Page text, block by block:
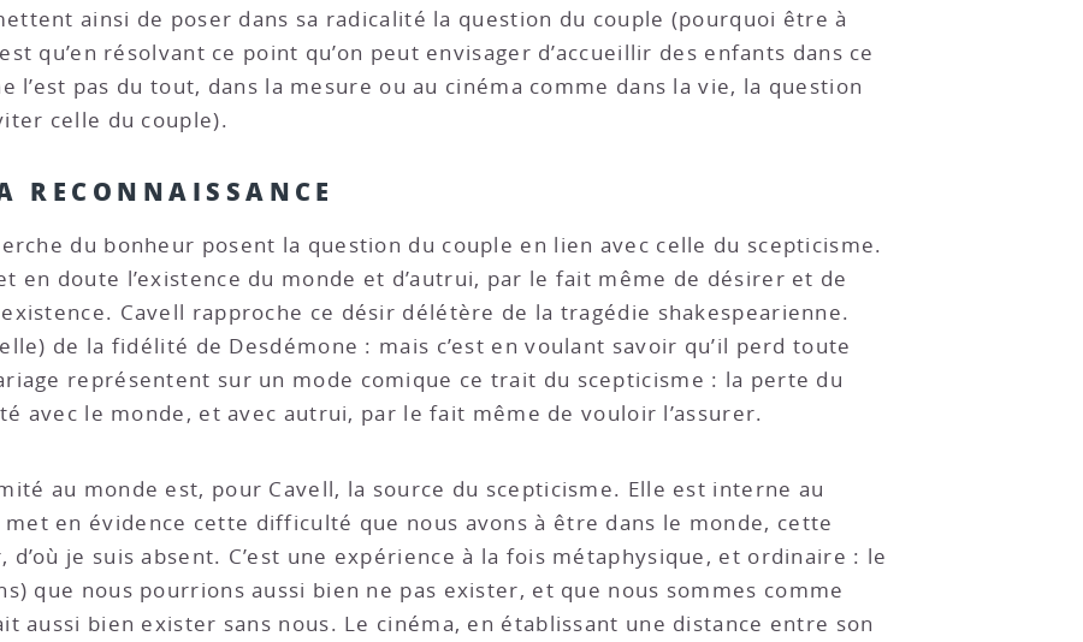
ainsi de poser dans sa radicalité la question du couple (pourquoi être à
qu’en résolvant ce point qu’on peut envisager d’accueillir des enfants dans ce
l’est pas du tout, dans la mesure ou au cinéma comme dans la vie, la question
celle du couple).
RECONNAISSANCE
du bonheur posent la question du couple en lien avec celle du scepticisme.
en doute l’existence du monde et d’autrui, par le fait même de désirer et de
Cavell rapproche ce désir délétère de la tragédie shakespearienne.
de la fidélité de Desdémone : mais c’est en voulant savoir qu’il perd toute
représentent sur un mode comique ce trait du scepticisme : la perte du
avec le monde, et avec autrui, par le fait même de vouloir l’assurer.
au monde est, pour Cavell, la source du scepticisme. Elle est interne au
en évidence cette difficulté que nous avons à être dans le monde, cette
d’où je suis absent. C’est une expérience à la fois métaphysique, et ordinaire : le
que nous pourrions aussi bien ne pas exister, et que nous sommes comme
aussi bien exister sans nous. Le cinéma, en établissant une distance entre son